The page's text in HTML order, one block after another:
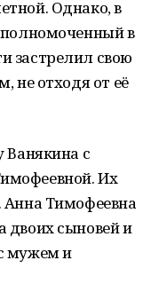
Однако, в
в
застрелил свою
не отходя от её
Ванякина с
Их
Анна Тимофеевна
двоих сыновей и
мужем и